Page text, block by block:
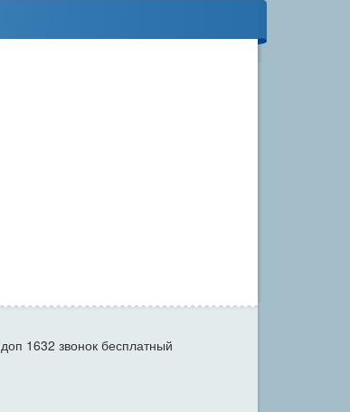
доп 1632 звонок бесплатный